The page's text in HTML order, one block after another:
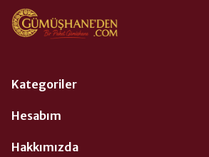
Kategoriler
Hesabım
Hakkımızda